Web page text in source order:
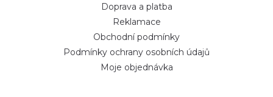
Doprava a platba
Reklamace
Obchodní podmínky
Podmínky ochrany osobních údajů
Moje objednávka